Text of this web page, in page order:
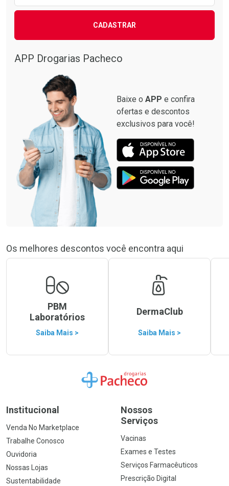
CADASTRAR
APP Drogarias Pacheco
Baixe o APP e confira
ofertas e descontos
exclusivos para você!
Os melhores descontos você encontra aqui
PBM
Laboratórios
Saiba Mais >
DermaClub
Saiba Mais >
Ir para a Home
Institucional
Venda No Marketplace
Trabalhe Conosco
Ouvidoria
Nossas Lojas
Sustentabilidade
Nossos
Serviços
Vacinas
Exames e Testes
Serviços Farmacêuticos
Prescrição Digital